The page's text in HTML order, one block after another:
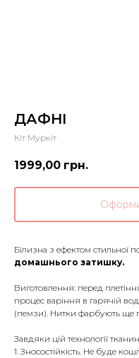
ДАФНІ
Кіт Муркіт
1999,00 грн.
Білизна з ефектом стильної
домашнього затишку.
Виготовлення: перед
процес варіння в гарячій
(пемзи). Нитки фарбують ще
Завдяки цій технології
1. Зносостійкість. Не буде